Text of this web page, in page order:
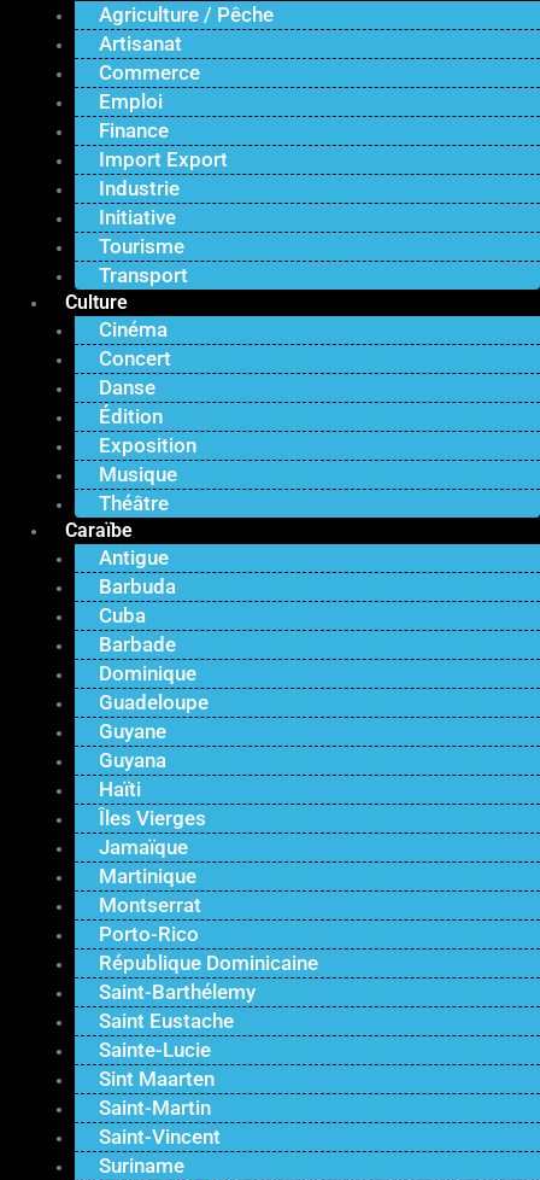
Agriculture / Pêche
Artisanat
Commerce
Emploi
Finance
Import Export
Industrie
Initiative
Tourisme
Transport
Culture
Cinéma
Concert
Danse
Édition
Exposition
Musique
Théâtre
Caraïbe
Antigue
Barbuda
Cuba
Barbade
Dominique
Guadeloupe
Guyane
Guyana
Haïti
Îles Vierges
Jamaïque
Martinique
Montserrat
Porto-Rico
République Dominicaine
Saint-Barthélemy
Saint Eustache
Sainte-Lucie
Sint Maarten
Saint-Martin
Saint-Vincent
Suriname